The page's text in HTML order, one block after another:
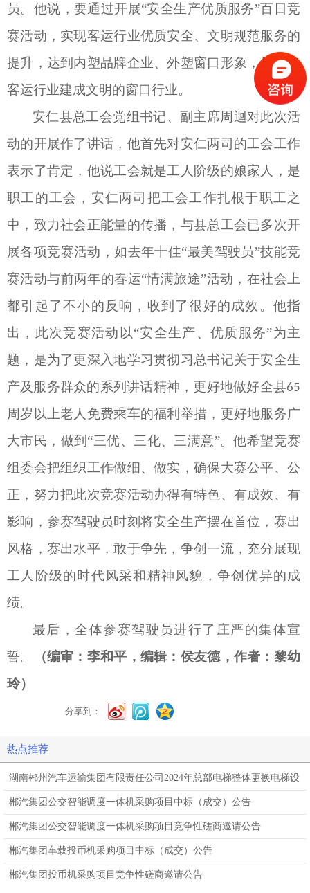
员。他说，要通过开展“安全生产优质服务”百日竞
赛活动，实现客运行业优质安全、文明规范服务的
提升，达到内塑品牌企业、外塑窗口形象，把道路
客运行业建成文明的窗口行业。
安仁县总工会党组书记、副主席周迴对此次活
动的开展作了讲话，他首先对安仁两司的工会工作
表示了肯定，他说工会就是工人阶级的娘家人，是
职工的工会，安仁两司把工会工作扎根于职工之
中，致力社会正能量的传播，与县总工会已多次开
展各项竞赛活动，如去年十佳“最美驾驶员”技能竞
赛活动与前两年的春运“情满旅途”活动，在社会上
都引起了不小的反响，收到了很好的成效。他指
出，此次竞赛活动以“安全生产、优质服务”为主
题，是为了更深入地学习贯彻习总书记关于安全生
产及服务群众的系列讲话精神，更好地做好全县65
周岁以上老人免费乘车的福利举措，更好地服务广
大市民，做到 “三优、三化、三满意”。他希望竞赛
组委会把组织工作做细、做实，确保大赛公平、公
正，努力把此次竞赛活动办得有特色、有成效、有
影响，参赛驾驶员时刻将安全生产摆在首位，赛出
风格，赛出水平，敢于争先，争创一流，充分展现
工人阶级的时代风采和精神风貌，争创优异的成
绩。
最后，全体参赛驾驶员进行了庄严的集体宣
誓。
（编审：李和平，编辑：侯友德，作者：黎幼
玲）
分享到：
热点推荐
湖南郴州汽车运输集团有限责任公司2024年总部电梯整体更换电梯设
备采购与安装项目
郴汽集团公交智能调度一体机采购项目中标（成交）公告
郴汽集团公交智能调度一体机采购项目竞争性磋商邀请公告
郴汽集团车载投币机采购项目中标（成交）公告
郴汽集团投币机采购项目竞争性磋商邀请公告